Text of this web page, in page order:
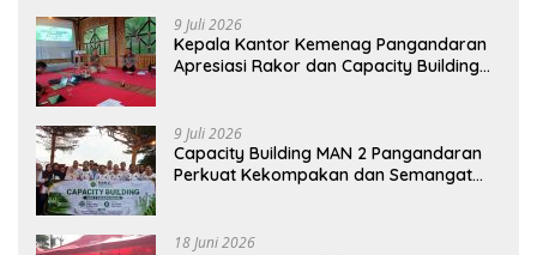
9 Juli 2026
Kepala Kantor Kemenag Pangandaran
Apresiasi Rakor dan Capacity Building
9 Juli 2026
Capacity Building MAN 2 Pangandaran
Perkuat Kekompakan dan Semangat
18 Juni 2026